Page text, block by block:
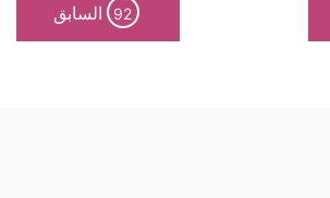
92 السابق